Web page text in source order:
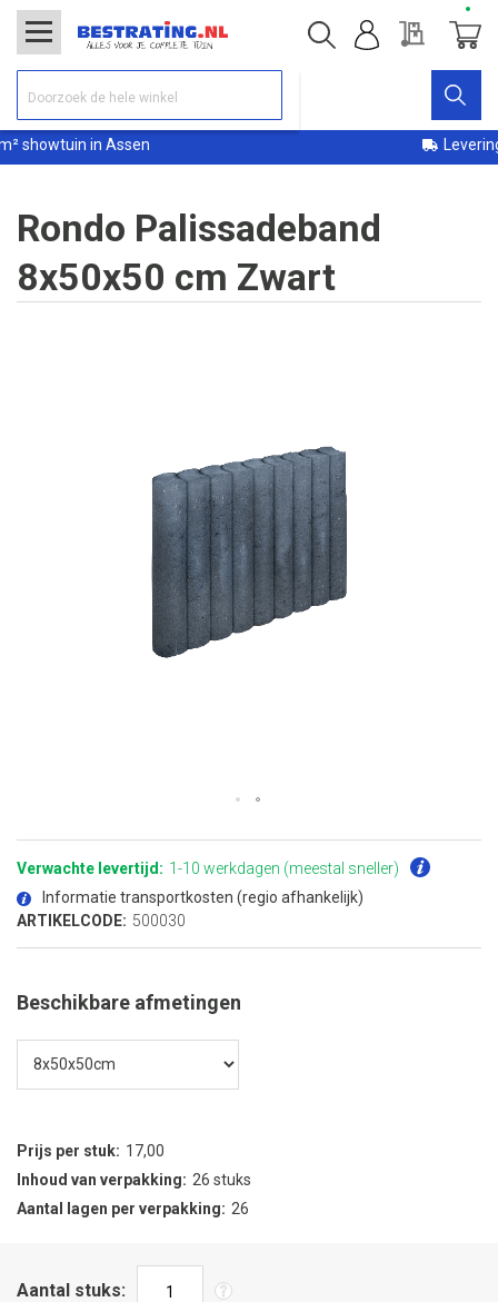
in Assen Levering binnen
Offerte
Rondo Palissadeband
8x50x50 cm Zwart
naar
begin
de
afbeeldingen-
Verwachte levertijd: 1-10 werkdagen (meestal sneller)
Informatie transportkosten (regio afhankelijk)
ARTIKELCODE: 500030
Beschikbare afmetingen
Prijs per stuk
17,00
Inhoud van verpakking
26 stuks
Aantal lagen per verpakking
26
Aantal stuks